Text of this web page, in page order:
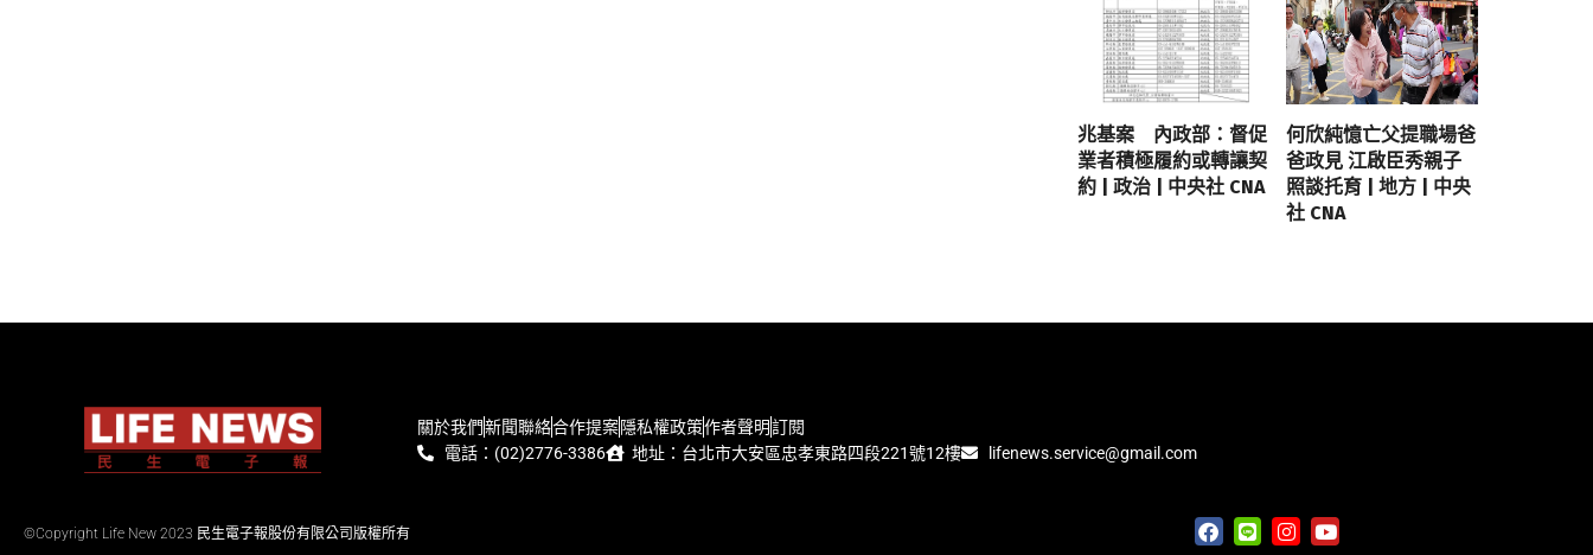
兆基案 內政部：督促
業者積極履約或轉讓契
約 | 政治 | 中央社 CNA
何欣純憶亡父提職場爸
爸政見 江啟臣秀親子
照談托育 | 地方 | 中央
社 CNA
關於我們新聞聯絡合作提案隱私權政策作者聲明訂閱
電話：(02)2776-3386
地址：台北市大安區忠孝東路四段221號12樓 lifenews.service@gmail.com
©Copyright Life New 2023 民生電子報股份有限公司版權所有